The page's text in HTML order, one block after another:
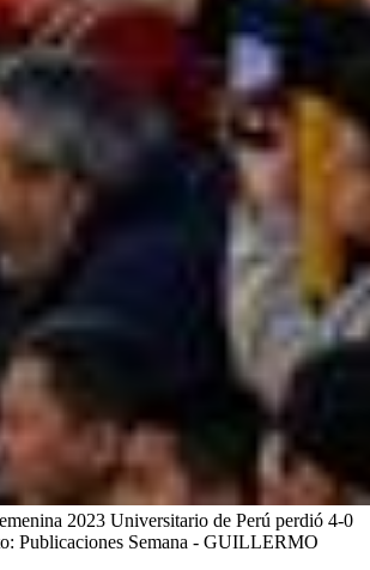
2023 Universitario de Perú perdió 4-0
Publicaciones Semana - GUILLERMO